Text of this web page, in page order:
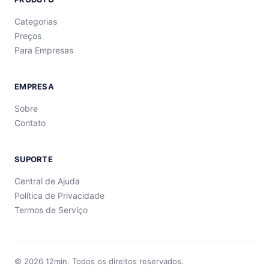
Categorias
Preços
Para Empresas
EMPRESA
Sobre
Contato
SUPORTE
Central de Ajuda
Política de Privacidade
Termos de Serviço
© 2026 12min. Todos os direitos reservados.